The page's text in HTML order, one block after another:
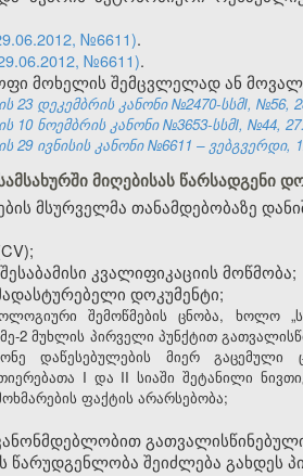
№6611).
№6611).
მოხელის შემცვლელად ან
23 დეკემბრის კანონი №2470-სსმI, №56,
10 ნოემბრის კანონი №3653-სსმI, №44,
29 ივნისის კანონი №6611 – ვებგვერდი,
მიღებისას წარსადგენი
მსურველმა თანამდებობაზე
კვალიფიკაციის მოწმობა;
დოკუმენტი;
შემოწმების ცნობა, ხოლო
2 მუხლის პირველი პუნქტით
დაწესებულების მიერ
I და II სიაში შეტანილი
ფაქტის არარსებობა;
წარუდგენლობა შეიძლება გახდეს